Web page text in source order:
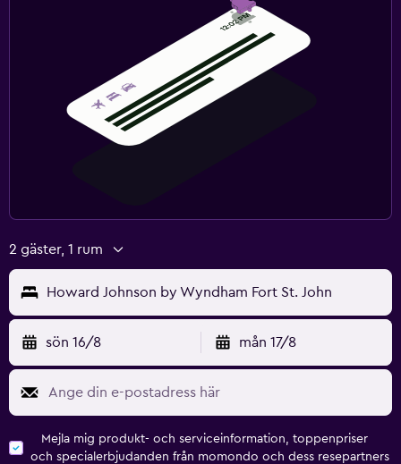
2 gäster, 1 rum
Howard Johnson by Wyndham Fort St. John
sön 16/8 mån 17/8
Mejla mig produkt- och serviceinformation, toppenpriser
och specialerbjudanden från momondo och dess resepartners